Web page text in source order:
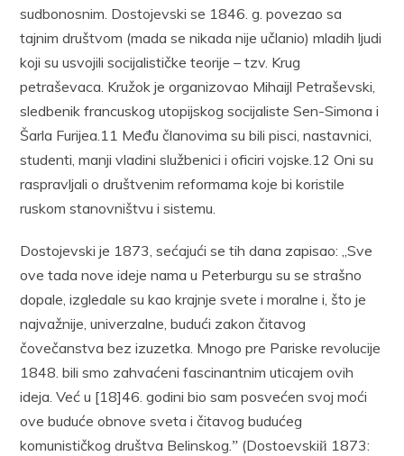
sudbonosnim. Dostojevski se 1846. g. povezao sa
tajnim društvom (mada se nikada nije učlanio) mladih ljudi
koji su usvojili socijalističke teorije – tzv. Krug
petraševaca. Kružok je organizovao Mihaijl Petraševski,
sledbenik francuskog utopijskog socijaliste Sen-Simona i
Šarla Furijea.11 Među članovima su bili pisci, nastavnici,
studenti, manji vladini službenici i oficiri vojske.12 Oni su
raspravljali o društvenim reformama koje bi koristile
ruskom stanovništvu i sistemu.
Dostojevski je 1873, sećajući se tih dana zapisao: „Sve
ove tada nove ideje nama u Peterburgu su se strašno
dopale, izgledale su kao krajnje svete i moralne i, što je
najvažnije, univerzalne, budući zakon čitavog
čovečanstva bez izuzetka. Mnogo pre Pariske revolucije
1848. bili smo zahvaćeni fascinantnim uticajem ovih
ideja. Već u [18]46. godini bio sam posvećen svoj moći
ove buduće obnove sveta i čitavog budućeg
komunističkog društva Belinskog.ˮ (Dostoevskiй 1873: